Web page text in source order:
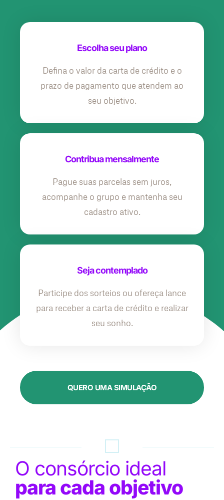
Escolha seu plano
Defina o valor da carta de crédito e o
prazo de pagamento que atendem ao
seu objetivo.
Contribua mensalmente
Pague suas parcelas sem juros,
acompanhe o grupo e mantenha seu
cadastro ativo.
Seja contemplado
Participe dos sorteios ou ofereça lance
para receber a carta de crédito e realizar
seu sonho.
QUERO UMA SIMULAÇÃO
O consórcio ideal
para cada objetivo